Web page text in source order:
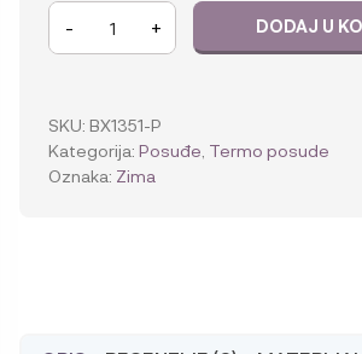
b.box
Termo
hranu
količina
- + DODAJ U
SKU: BX1351-P
Kategorija: Posuđe Termo posude
Oznaka: Zima